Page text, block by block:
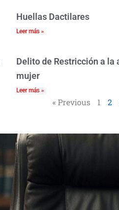
Huellas Dactilares
Leer más »
Delito de Restricción a
mujer
Leer más »
« Previous 1 2